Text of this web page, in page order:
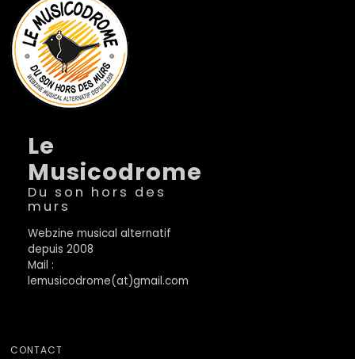
Le
Musicodrome
Du son hors des
murs
Webzine musical alternatif
depuis 2008
Mail :
lemusicodrome(at)gmail.com
CONTACT